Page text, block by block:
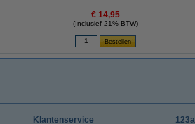
€ 14,95
(Inclusief 21% BTW)
Klantenservice